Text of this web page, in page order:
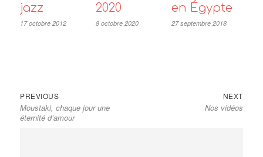
jazz
17 octobre 2012
2020
8 octobre 2020
en Égypte
27 septembre 2018
Navigation
de
l’article
PREVIOUSPrevious
post:
Moustaki, chaque jour une
éternité d’amour
NEXTNext
post:
Nos vidéos